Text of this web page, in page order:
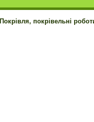
Покрівля, покрівельні